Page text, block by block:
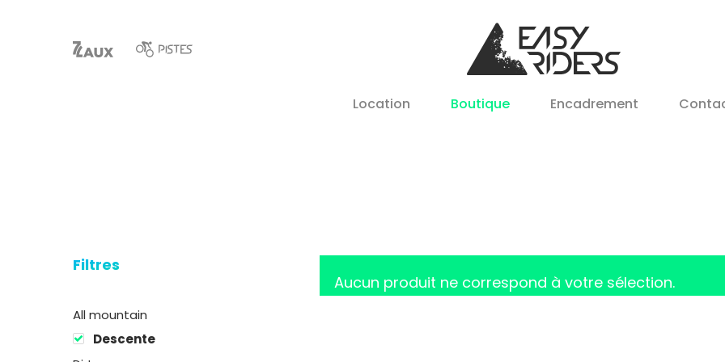
Location Boutique Encadrement
Filtres
All mountain
Descente
Aucun produit ne correspond à votre sélection.